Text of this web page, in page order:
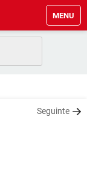
MENU
Seguinte